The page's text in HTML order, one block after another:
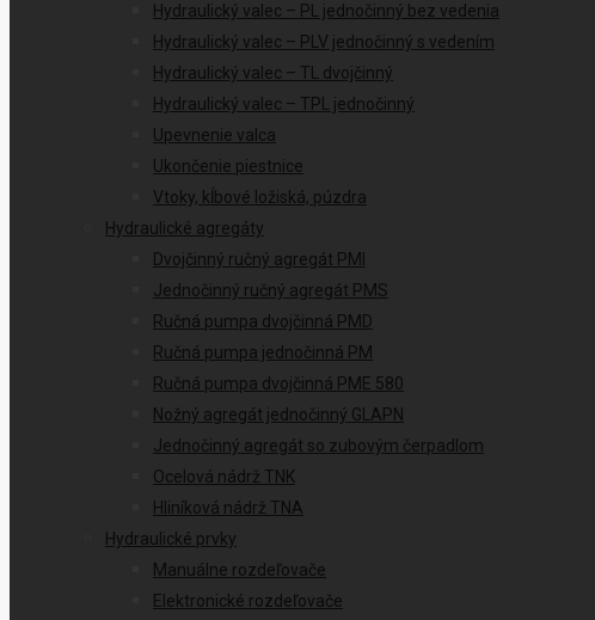
Hydraulický valec – PL jednočinný bez vedenia
Hydraulický valec – PLV jednočinný s vedením
Hydraulický valec – TL dvojčinný
Hydraulický valec – TPL jednočinný
Upevnenie valca
Ukončenie piestnice
Vtoky, kĺbové ložiská, púzdra
Hydraulické agregáty
Dvojčinný ručný agregát PMI
Jednočinný ručný agregát PMS
Ručná pumpa dvojčinná PMD
Ručná pumpa jednočinná PM
Ručná pumpa dvojčinná PME 580
Nožný agregát jednočinný GLAPN
Jednočinný agregát so zubovým čerpadlom
Ocelová nádrž TNK
Hliníková nádrž TNA
Hydraulické prvky
Manuálne rozdeľovače
Elektronické rozdeľovače